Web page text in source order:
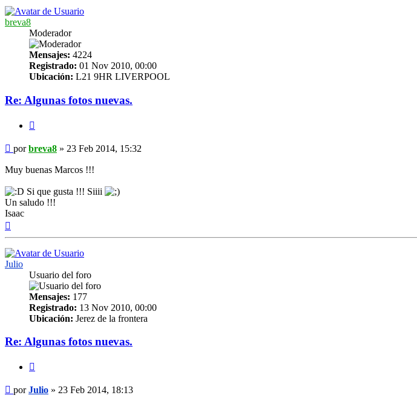
breva8
Moderador
Mensajes: 4224
Registrado: 01 Nov 2010, 00:00
Ubicación: L21 9HR LIVERPOOL
Re: Algunas fotos nuevas.
Mensaje
porbreva8 » 23 Feb 2014, 15:32
Muy buenas Marcos !!!
Si que gusta !!! Siiii
Un saludo !!!
Isaac
Julio
Usuario del foro
Mensajes: 177
Registrado: 13 Nov 2010, 00:00
Ubicación: Jerez de la frontera
Re: Algunas fotos nuevas.
Mensaje
porJulio » 23 Feb 2014, 18:13